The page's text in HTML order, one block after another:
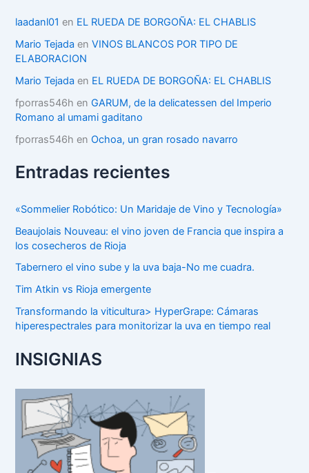
r
a
s
laadanl01 en EL RUEDA DE BORGOÑA: EL CHABLIS
Mario Tejada enVINOS BLANCOS POR TIPO DE
ELABORACION
Mario Tejada en EL RUEDA DE BORGOÑA: EL CHABLIS
fporras546h en GARUM, de la delicatessen del Imperio
Romano al umami gaditano
fporras546h en Ochoa, un gran rosado navarro
Entradas recientes
«Sommelier Robótico: Un Maridaje de Vino y Tecnología»
Beaujolais Nouveau: el vino joven de Francia que inspira a
los cosecheros de Rioja
Tabernero el vino sube y la uva baja-No me cuadra.
Tim Atkin vs Rioja emergente
Transformando la viticultura> HyperGrape: Cámaras
hiperespectrales para monitorizar la uva en tiempo real
INSIGNIAS